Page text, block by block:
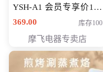
YSH-A1 会员专享价198
元
369.00 库存100
摩飞电器专卖店